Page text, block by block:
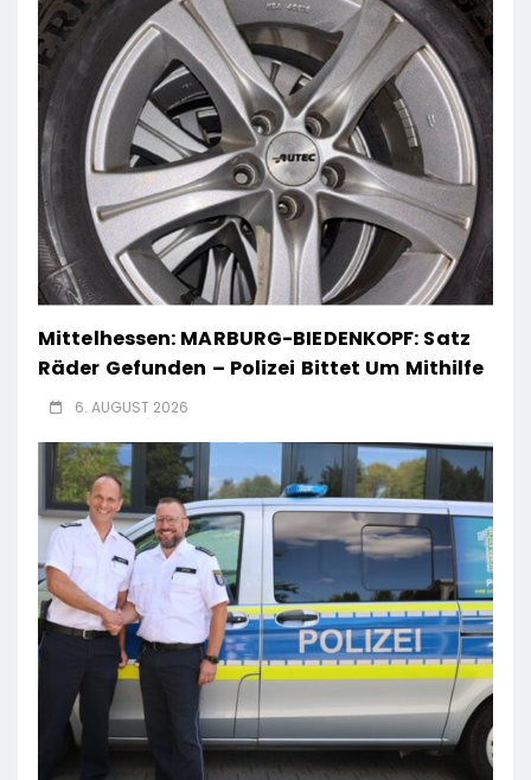
Mittelhessen: MARBURG-BIEDENKOPF: Satz
Räder Gefunden – Polizei Bittet Um Mithilfe
6. AUGUST 2026